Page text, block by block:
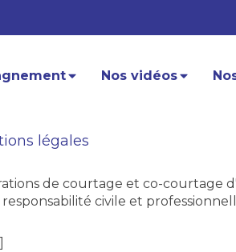
Nos vidéos
légales
de courtage et co-courtage
civile et